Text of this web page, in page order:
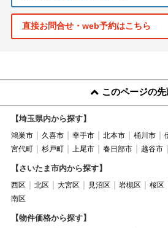
直接お問合せ・web予約はこちら
このページの先
【埼玉県内から探す】
鴻巣市 久喜市 幸手市 北本市 桶川市
宮代町
杉戸町 上尾市 春日部市 越谷市
【さいたま市内から探す】
西区 北区 大宮区 見沼区 岩槻区 桜区
南区
【物件価格から探す】